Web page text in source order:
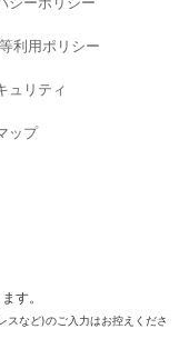
利用ポリシー
ュリティ
ップ
す。
スなど)のご入力はお控えくださ